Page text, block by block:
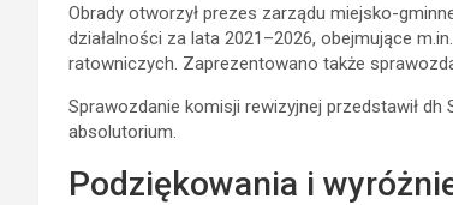
Obrady otworzył prezes zarządu miejsko-
działalności za lata 2021–2026, obejmujące
ratowniczych. Zaprezentowano także
Sprawozdanie komisji rewizyjnej przedstawił
absolutorium.
Podziękowania i